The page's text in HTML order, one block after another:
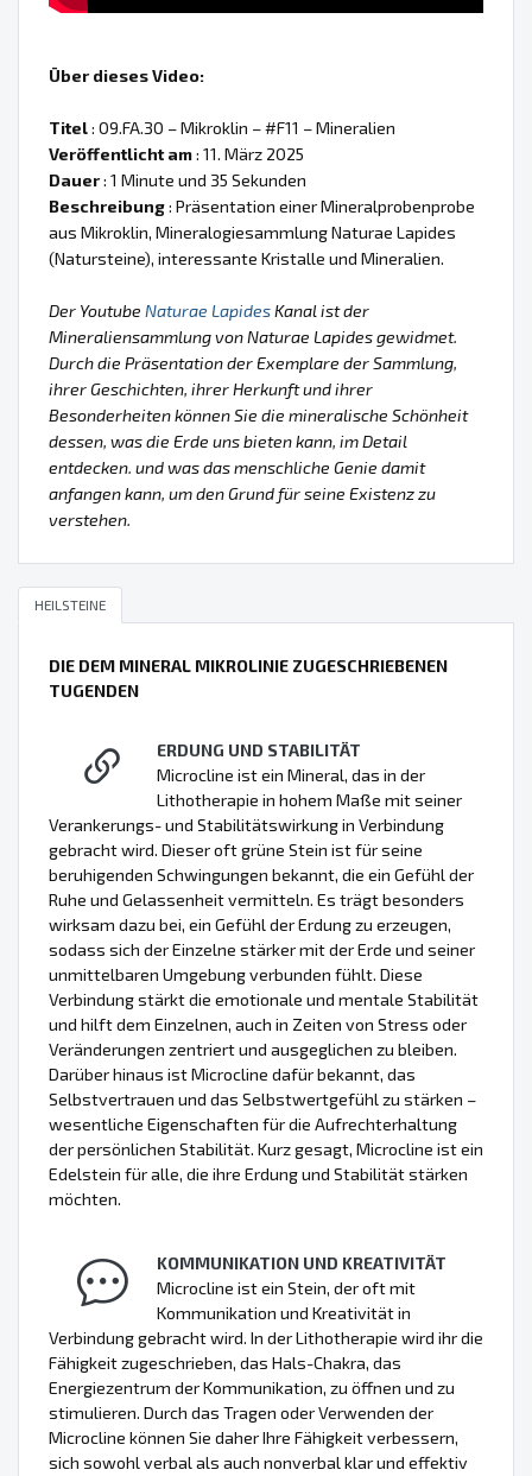
Über dieses Video:
Titel: 09.FA.30 – Mikroklin – #F11 – Mineralien
Veröffentlicht am: 11. März 2025
Dauer: 1 Minute und 35 Sekunden
Beschreibung: Präsentation einer Mineralprobenprobe
aus Mikroklin, Mineralogiesammlung Naturae Lapides
(Natursteine), interessante Kristalle und Mineralien.
Der Youtube Naturae LapidesKanal ist der
Mineraliensammlung von Naturae Lapides gewidmet.
Durch die Präsentation der Exemplare der Sammlung,
ihrer Geschichten, ihrer Herkunft und ihrer
Besonderheiten können Sie die mineralische Schönheit
dessen, was die Erde uns bieten kann, im Detail
entdecken. und was das menschliche Genie damit
anfangen kann, um den Grund für seine Existenz zu
verstehen.
HEILSTEINE
DIE DEM MINERAL MIKROLINIE ZUGESCHRIEBENEN
TUGENDEN
ERDUNG UND STABILITÄT
Microcline ist ein Mineral, das in der
Lithotherapie in hohem Maße mit seiner
Verankerungs- und Stabilitätswirkung in Verbindung
gebracht wird. Dieser oft grüne Stein ist für seine
beruhigenden Schwingungen bekannt, die ein Gefühl der
Ruhe und Gelassenheit vermitteln. Es trägt besonders
wirksam dazu bei, ein Gefühl der Erdung zu erzeugen,
sodass sich der Einzelne stärker mit der Erde und seiner
unmittelbaren Umgebung verbunden fühlt. Diese
Verbindung stärkt die emotionale und mentale Stabilität
und hilft dem Einzelnen, auch in Zeiten von Stress oder
Veränderungen zentriert und ausgeglichen zu bleiben.
Darüber hinaus ist Microcline dafür bekannt, das
Selbstvertrauen und das Selbstwertgefühl zu stärken –
wesentliche Eigenschaften für die Aufrechterhaltung
der persönlichen Stabilität. Kurz gesagt, Microcline ist ein
Edelstein für alle, die ihre Erdung und Stabilität stärken
möchten.
KOMMUNIKATION UND KREATIVITÄT
Microcline ist ein Stein, der oft mit
Kommunikation und Kreativität in
Verbindung gebracht wird. In der Lithotherapie wird ihr die
Fähigkeit zugeschrieben, das Hals-Chakra, das
Energiezentrum der Kommunikation, zu öffnen und zu
stimulieren. Durch das Tragen oder Verwenden der
Microcline können Sie daher Ihre Fähigkeit verbessern,
sich sowohl verbal als auch nonverbal klar und effektiv